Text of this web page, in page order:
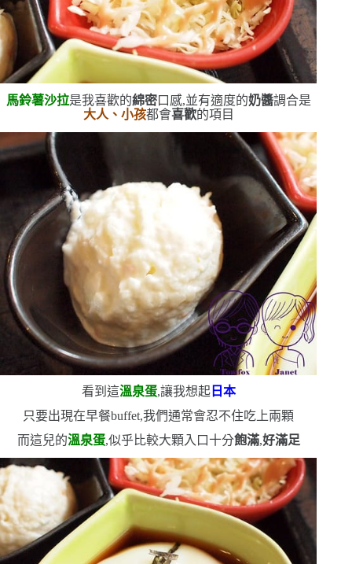
馬鈴薯沙拉是我喜歡的綿密口感,並有適度的奶醬調合是
大人、小孩都會喜歡的項目
看到這溫泉蛋,讓我想起日本
只要出現在早餐buffet,我們通常會忍不住吃上兩顆
而這兒的溫泉蛋,似乎比較大顆 入口十分飽滿,好滿足